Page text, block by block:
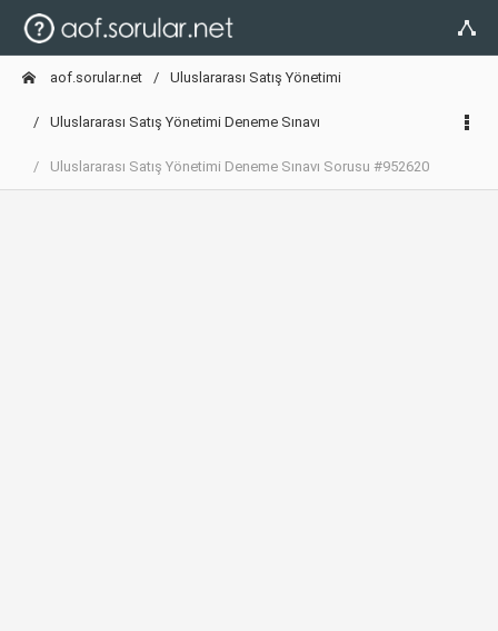
aof.sorular.net Uluslararası Satış Yönetimi
Uluslararası Satış Yönetimi Deneme Sınavı
Uluslararası Satış Yönetimi Deneme Sınavı Sorusu #952620